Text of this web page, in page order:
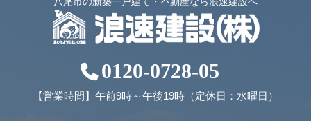
0120-0728-05
【営業時間】午前9時～午後19時（定休日：水曜日）